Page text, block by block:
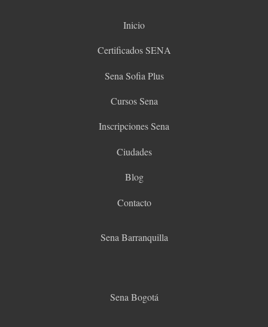
Inicio
Certificados SENA
Sena Sofia Plus
Cursos Sena
Inscripciones Sena
Ciudades
Blog
Contacto
Sena Barranquilla
Sena Bogotá